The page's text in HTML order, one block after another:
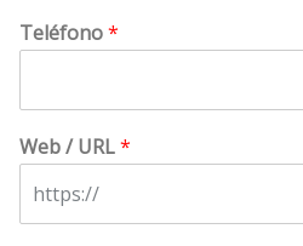
Teléfono*
Web / URL*